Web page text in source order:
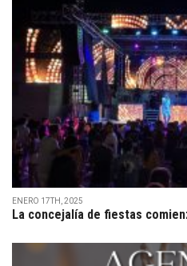
ENERO 17TH, 2025
La concejalía de fiestas